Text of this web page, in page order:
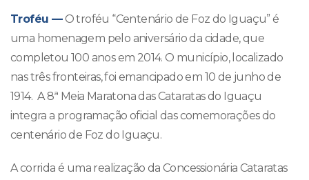
Troféu —O troféu “Centenário de Foz do Iguaçu” é
uma homenagem pelo aniversário da cidade, que
completou 100 anos em 2014. O município, localizado
nas três fronteiras, foi emancipado em 10 de junho de
1914. A 8ª Meia Maratona das Cataratas do Iguaçu
integra a programação oficial das comemorações do
centenário de Foz do Iguaçu.
A corrida é uma realização da Concessionária Cataratas